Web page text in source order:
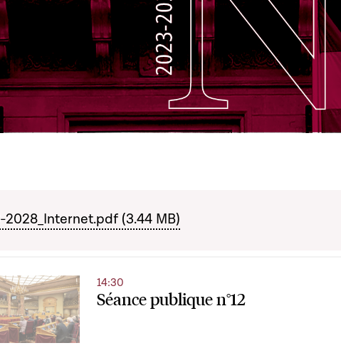
2028_Internet.pdf (3.44 MB)
Séance publique n°12
14:30